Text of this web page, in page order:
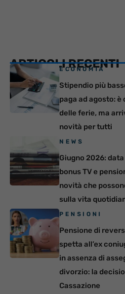
ARTICOLI RECENTI
ECONOMIA
Stipendio più
paga ad agosto: è
delle ferie, ma
novità per tutti
NEWS
Giugno 2026:
bonus TV e
novità che
sulla vita
PENSIONI
Pensione di
spetta all’ex
in assenza di
divorzio: la
Cassazione